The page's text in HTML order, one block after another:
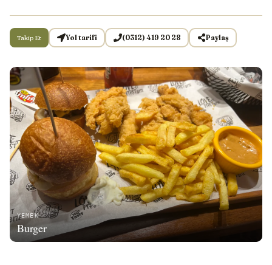
YEMEK
Burger
Takip Et Yol tarifi (0312) 419 20 28 Paylaş